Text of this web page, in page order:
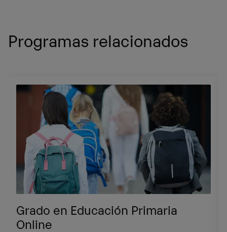
Programas relacionados
Grado en Educación Primaria
Online